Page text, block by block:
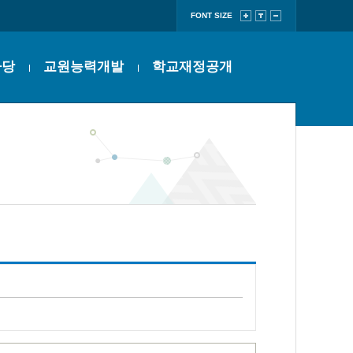
FONT SIZE
교원능력개발 학교재정공개